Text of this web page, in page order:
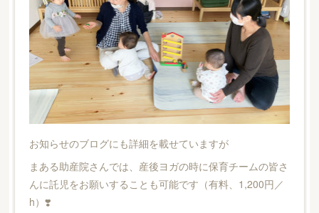
お知らせのブログにも詳細を載せていますが
まある助産院さんでは、産後ヨガの時に保育チームの皆さ
んに託児をお願いすることも可能です（有料、1,200円／
h）❣️